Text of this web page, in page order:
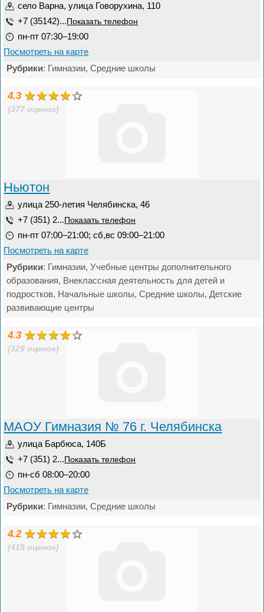
село Варна, улица Говорухина, 110
+7 (35142)... Показать телефон
пн-пт 07:30–19:00
Посмотреть на карте
Рубрики: Гимназии, Средние школы
4.3
(377 оценок)
Ньютон
улица 250-летия Челябинска, 46
+7 (351) 2... Показать телефон
пн-пт 07:00–21:00; сб,вс 09:00–21:00
Посмотреть на карте
Рубрики: Гимназии, Учебные центры дополнительного
образования, Внеклассная деятельность для детей и
подростков, Начальные школы, Средние школы, Детские
развивающие центры
4.3
(329 оценок)
МАОУ Гимназия № 76 г. Челябинска
улица Барбюса, 140Б
+7 (351) 2... Показать телефон
пн-сб 08:00–20:00
Посмотреть на карте
Рубрики: Гимназии, Средние школы
4.2
(415 оценок)